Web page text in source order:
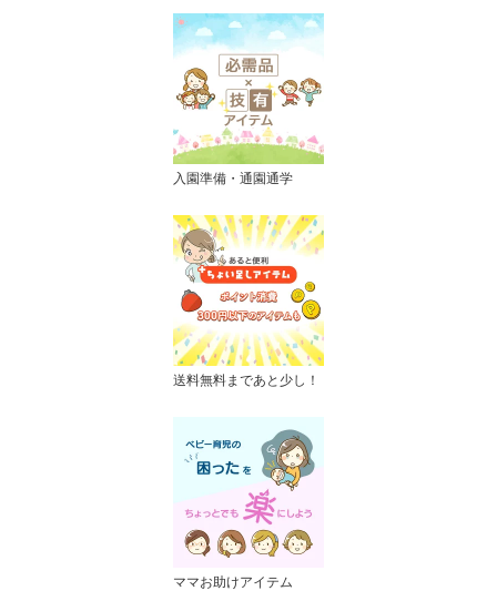
入園準備・通園通学
送料無料まであと少し！
ママお助けアイテム